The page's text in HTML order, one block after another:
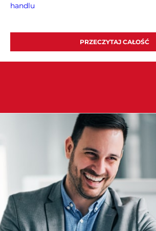
handlu
PRZECZYTAJ CAŁOŚĆ